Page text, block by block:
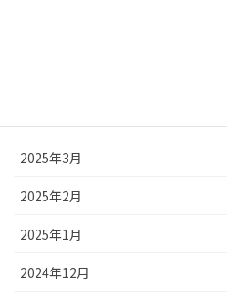
2025年3月
2025年2月
2025年1月
2024年12月